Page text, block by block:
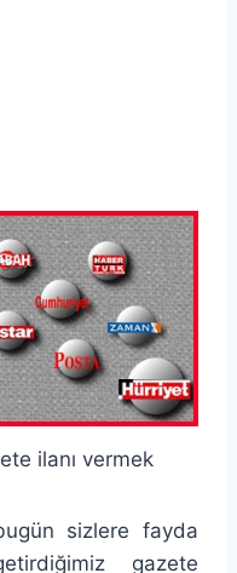
ilanı vermek
sizlere fayda
gazete